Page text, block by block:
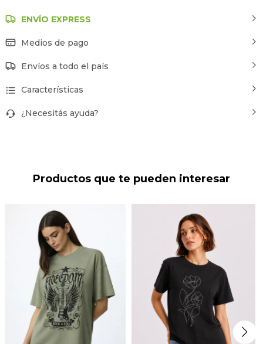
ENVÍO EXPRESS
Medios de pago
Envíos a todo el país
Características
¿Necesitás ayuda?
Productos que te pueden interesar